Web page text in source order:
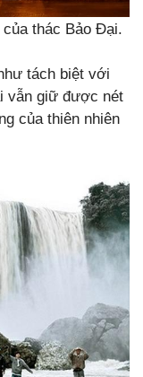
thác Bảo Đại.
tách biệt với
vẫn giữ được nét
của thiên nhiên